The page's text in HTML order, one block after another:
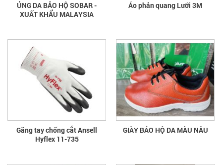
ỦNG DA BẢO HỘ SOBAR -
XUẤT KHẨU MALAYSIA
Áo phản quang Lưới 3M
Găng tay chống cắt Ansell
Hyflex 11-735
GIÀY BẢO HỘ DA MÀU NÂU